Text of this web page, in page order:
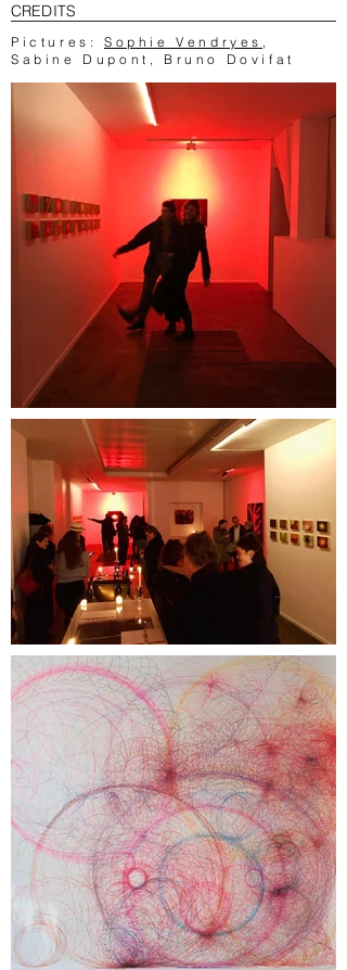
CREDITS
Pictures: Sophie Vendryes ,
Sabine Dupont, Bruno Dovifat